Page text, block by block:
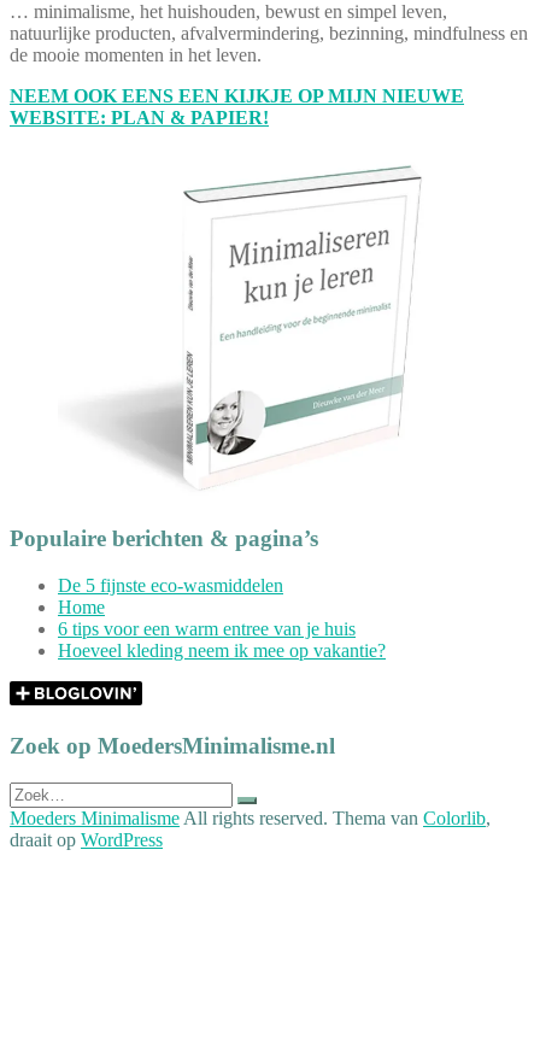
… minimalisme, het huishouden, bewust en simpel leven,
natuurlijke producten, afvalvermindering, bezinning, mindfulness en
de mooie momenten in het leven.
NEEM OOK EENS EEN KIJKJE OP MIJN NIEUWE
WEBSITE: PLAN & PAPIER!
Populaire berichten & pagina’s
De 5 fijnste eco-wasmiddelen
Home
6 tips voor een warm entree van je huis
Hoeveel kleding neem ik mee op vakantie?
Zoek op MoedersMinimalisme.nl
Zoek
naar:
Moeders Minimalisme All rights reserved. Thema van Colorlib,
draait op WordPress